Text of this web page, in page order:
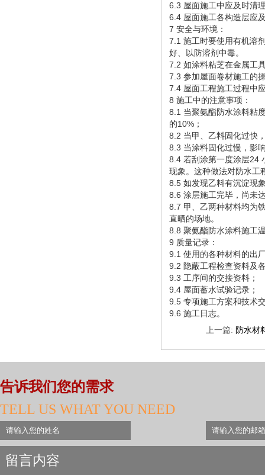
6.3 屋面施工中应及时清
6.4 屋面施工各构造层应
7 安全与环境：
7.1 施工时要使用有机溶
好、以防溶剂中毒。
7.2 如涂料粘芝在金属工
7.3 参加屋面卷材施工的
7.4 屋面工程施工过程中
8 施工中的注意事项：
8.1 当聚氨酯防水涂料粘
的10%；
8.2 当甲、乙料固化过快
8.3 当涂料固化过慢，影
8.4 若刮涂第一度涂层24
现象。这种做法对防水工
8.5 如发现乙料有沉淀现
8.6 涂层施工完毕，尚未
8.7 甲、乙两种材料均为
直晒的场地。
8.8 聚氨酯防水涂料施工
9 质量记录：
9.1 使用的各种材料的出
9.2 隐蔽工程检查资料及
9.3 工序间的交接资料；
9.4 屋面蓄水试验记录；
9.5 专项施工方案和技术
9.6 施工日志。
上一篇: 防水材
告诉我们您的需求
TELL US WHAT YOU NEED